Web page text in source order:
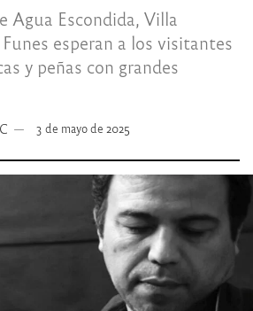
Agua Escondida, Villa
esperan a los visitantes
y peñas con grandes
3 de mayo de 2025